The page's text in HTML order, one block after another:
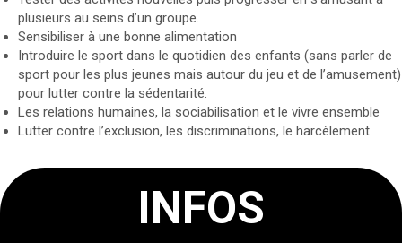
plusieurs au seins d’un groupe.
Sensibiliser à une bonne alimentation
Introduire le sport dans le quotidien des enfants (sans parler de
sport pour les plus jeunes mais autour du jeu et de l’amusement)
pour lutter contre la sédentarité.
Les relations humaines, la sociabilisation et le vivre ensemble
Lutter contre l’exclusion, les discriminations, le harcèlement
INFOS